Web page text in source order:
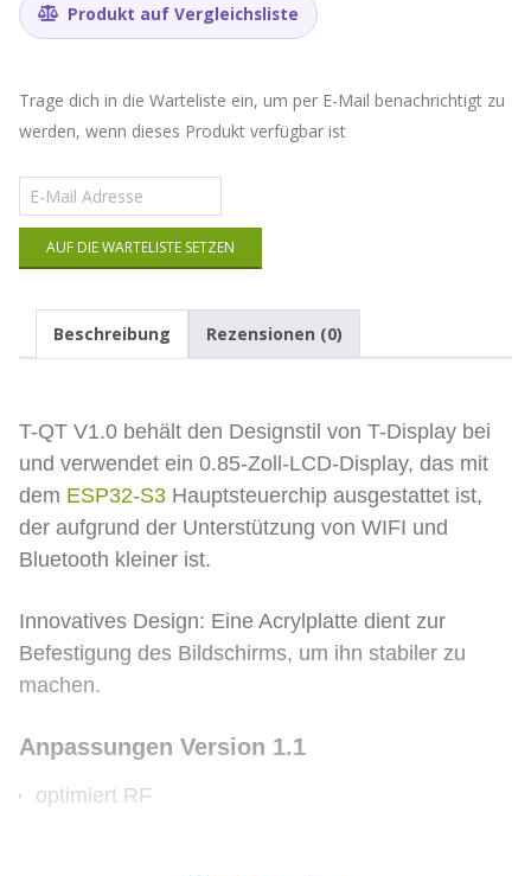
Produkt auf Vergleichsliste
Trage dich in die Warteliste ein, um per E-Mail benachrichtigt zu
werden, wenn dieses Produkt verfügbar ist
Gib
deine
E-
Mail-
Adresse
die
dieses
Produkt
kommen
AUF DIE WARTELISTE SETZEN
Beschreibung Rezensionen (0)
T-QT V1.0 behält den Designstil von T-Display bei
und verwendet ein 0.85-Zoll-LCD-Display, das mit
dem ESP32-S3 Hauptsteuerchip ausgestattet ist,
der aufgrund der Unterstützung von WIFI und
Bluetooth kleiner ist.
Innovatives Design: Eine Acrylplatte dient zur
Befestigung des Bildschirms, um ihn stabiler zu
machen.
Anpassungen Version 1.1
optimiert RF